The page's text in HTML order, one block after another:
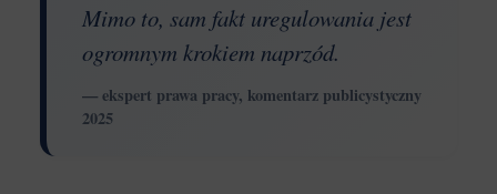
Mimo to, sam fakt uregulowania jest
ogromnym krokiem naprzód.
— ekspert prawa pracy, komentarz publicystyczny
2025